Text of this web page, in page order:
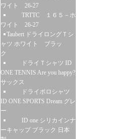
ワイト 26-27
TRTTC １６５－ホ
ワイト 26-27
Taubert ドライロングＴシ
ャツ ホワイト ブラッ
ク
ドライＴシャツ ID
ONE TENNIS Are you happy?
サックス
ドライポロシャツ
ID ONE SPORTS Dream グレ
ー
ID one シリカインナ
ーキャップ ブラック 日本